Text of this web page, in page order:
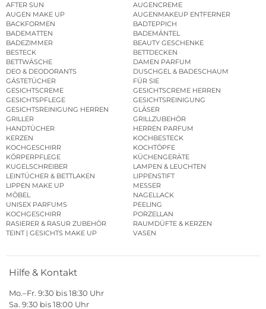
AFTER SUN
AUGENCREME
AUGEN MAKE UP
AUGENMAKEUP ENTFERNER
BACKFORMEN
BADTEPPICH
BADEMATTEN
BADEMÄNTEL
BADEZIMMER
BEAUTY GESCHENKE
BESTECK
BETTDECKEN
BETTWÄSCHE
DAMEN PARFUM
DEO & DEODORANTS
DUSCHGEL & BADESCHAUM
GÄSTETÜCHER
FÜR SIE
GESICHTSCREME
GESICHTSCREME HERREN
GESICHTSPFLEGE
GESICHTSREINIGUNG
GESICHTSREINIGUNG HERREN
GLÄSER
GRILLER
GRILLZUBEHÖR
HANDTÜCHER
HERREN PARFUM
KERZEN
KOCHBESTECK
KOCHGESCHIRR
KOCHTÖPFE
KÖRPERPFLEGE
KÜCHENGERÄTE
KUGELSCHREIBER
LAMPEN & LEUCHTEN
LEINTÜCHER & BETTLAKEN
LIPPENSTIFT
LIPPEN MAKE UP
MESSER
MÖBEL
NAGELLACK
UNISEX PARFUMS
PEELING
KOCHGESCHIRR
PORZELLAN
RASIERER & RASUR ZUBEHÖR
RAUMDÜFTE & KERZEN
TEINT | GESICHTS MAKE UP
VASEN
Hilfe & Kontakt
Mo.–Fr. 9:30 bis 18:30 Uhr
Sa. 9:30 bis 18:00 Uhr